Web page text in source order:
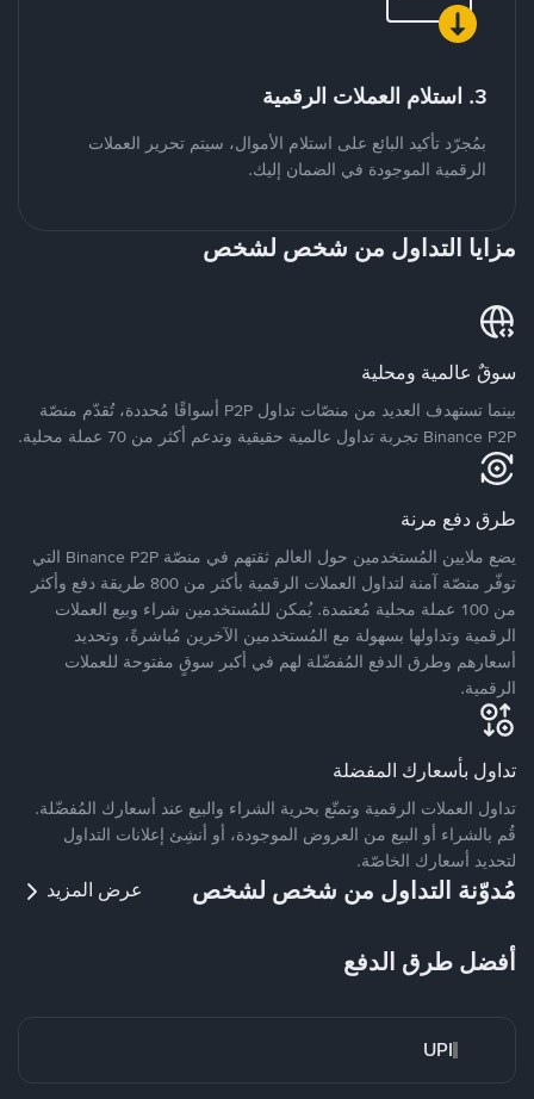
3. استلام العملات الرقمية
بمُجرّد تأكيد البائع على استلام الأموال، سيتم تحرير العملات
الرقمية الموجودة في الضمان إليك.
مزايا التداول من شخص لشخص
سوقٌ عالمية ومحلية
بينما تستهدف العديد من منصّات تداول P2P أسواقًا مُحددة، تُقدّم منصّة
Binance P2P تجربة تداول عالمية حقيقية وتدعم أكثر من 70 عملة محلية.
طرق دفع مرنة
يضع ملايين المُستخدمين حول العالم ثقتهم في منصّة Binance P2P التي
توفّر منصّة آمنة لتداول العملات الرقمية بأكثر من 800 طريقة دفع وأكثر
من 100 عملة محلية مُعتمدة. يُمكن للمُستخدمين شراء وبيع العملات
الرقمية وتداولها بسهولة مع المُستخدمين الآخرين مُباشرةً، وتحديد
أسعارهم وطرق الدفع المُفضّلة لهم في أكبر سوقٍ مفتوحة للعملات
الرقمية.
تداول بأسعارك المفضلة
تداول العملات الرقمية وتمتّع بحرية الشراء والبيع عند أسعارك المُفضّلة.
قُم بالشراء أو البيع من العروض الموجودة، أو أنشِئ إعلانات التداول
لتحديد أسعارك الخاصّة.
مُدوّنة التداول من شخص لشخص عرض المزيد
أفضل طرق الدفع
UPI